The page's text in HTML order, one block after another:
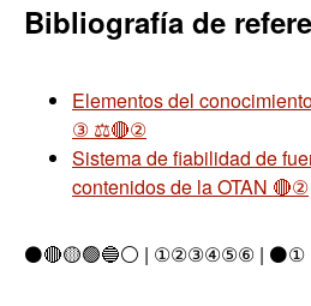
Bibliografía de
Elementos del
③ ⚖️🔴②
Sistema de fiabilidad de
contenidos de la OTAN 🔴②
⚫🔴🟡🟢🔵⚪ | ①②③④⑤⑥ |